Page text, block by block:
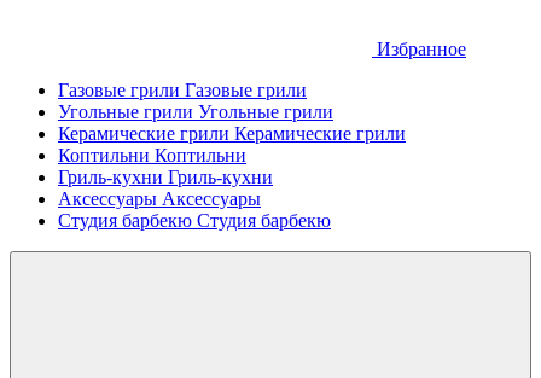
Избранное
Газовые грили Газовые грили
Угольные грили Угольные грили
Керамические грили Керамические грили
Коптильни Коптильни
Гриль-кухни Гриль-кухни
Аксессуары Аксессуары
Студия барбекю Студия барбекю